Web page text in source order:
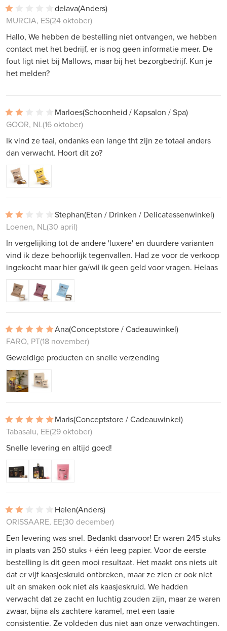
delava(Anders)
MURCIA, ES(24 oktober)
Hallo, We hebben de bestelling niet ontvangen, we hebben
contact met het bedrijf, er is nog geen informatie meer. De
fout ligt niet bij Mallows, maar bij het bezorgbedrijf. Kun je
het melden?
Marloes(Schoonheid / Kapsalon / Spa)
GOOR, NL(16 oktober)
Ik vind ze taai, ondanks een lange tht zijn ze totaal anders
dan verwacht. Hoort dit zo?
Stephan(Eten / Drinken / Delicatessenwinkel)
Loenen, NL(30 april)
In vergelijking tot de andere 'luxere' en duurdere varianten
vind ik deze behoorlijk tegenvallen. Had ze voor de verkoop
ingekocht maar hier ga/wil ik geen geld voor vragen. Helaas
Ana(Conceptstore / Cadeauwinkel)
FARO, PT(18 november)
Geweldige producten en snelle verzending
Maris(Conceptstore / Cadeauwinkel)
Tabasalu, EE(29 oktober)
Snelle levering en altijd goed!
Helen(Anders)
ORISSAARE, EE(30 december)
Een levering was snel. Bedankt daarvoor! Er waren 245 stuks
in plaats van 250 stuks + één leeg papier. Voor de eerste
bestelling is dit geen mooi resultaat. Het maakt ons niets uit
dat er vijf kaasjeskruid ontbreken, maar ze zien er ook niet
uit en smaken ook niet als kaasjeskruid. We hadden
verwacht dat ze zacht en luchtig zouden zijn, maar ze waren
zwaar, bijna als zachtere karamel, met een taaie
consistentie. Ze voldeden dus niet aan onze verwachtingen.